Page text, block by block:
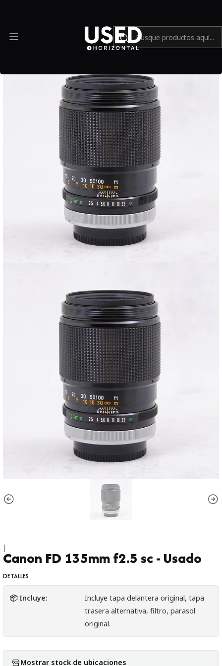
|
Canon FD 135mm f2.5 sc - Usado
DETALLES
📦 Incluye:
Incluye tapa delantera original, tapa
trasera alternativa, filtro, parasol
original.
Mostrar stock de ubicaciones